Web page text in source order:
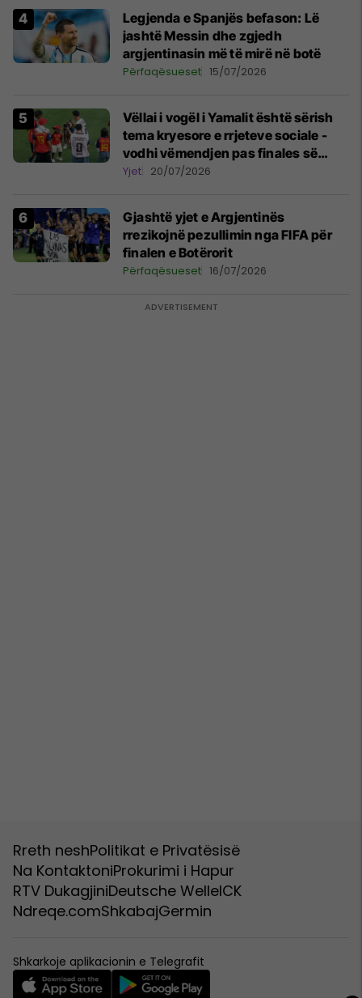
Legjenda e Spanjës befason: Lë
jashtë Messin dhe zgjedh
argjentinasin më të mirë në botë
Përfaqësueset 15/07/2026
Vëllai i vogël i Yamalit është sërish
tema kryesore e rrjeteve sociale -
vodhi vëmendjen pas finales së
Kupës së Botës
Yjet 20/07/2026
Gjashtë yjet e Argjentinës
rrezikojnë pezullimin nga FIFA për
finalen e Botërorit
Përfaqësueset 16/07/2026
Rreth neshPolitikat e Privatësisë
Na KontaktoniProkurimi i Hapur
RTV DukagjiniDeutsche WelleICK
Ndreqe.comShkabajGermin
Shkarkoje aplikacionin e Telegrafit